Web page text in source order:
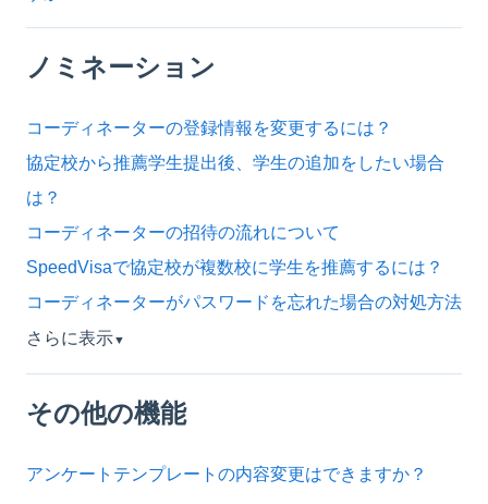
ノミネーション
コーディネーターの登録情報を変更するには？
協定校から推薦学生提出後、学生の追加をしたい場合
は？
コーディネーターの招待の流れについて
SpeedVisaで協定校が複数校に学生を推薦するには？
コーディネーターがパスワードを忘れた場合の対処方法
さらに表示▼
その他の機能
アンケートテンプレートの内容変更はできますか？